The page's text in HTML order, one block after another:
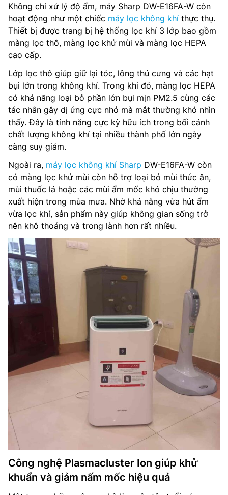
Không chỉ xử lý độ ẩm, máy Sharp DW-E16FA-W còn
hoạt động như một chiếc máy lọc không khí thực thụ.
Thiết bị được trang bị hệ thống lọc khí 3 lớp bao gồm
màng lọc thô, màng lọc khử mùi và màng lọc HEPA
cao cấp.
Lớp lọc thô giúp giữ lại tóc, lông thú cưng và các hạt
bụi lớn trong không khí. Trong khi đó, màng lọc HEPA
có khả năng loại bỏ phần lớn bụi mịn PM2.5 cùng các
tác nhân gây dị ứng cực nhỏ mà mắt thường khó nhìn
thấy. Đây là tính năng cực kỳ hữu ích trong bối cảnh
chất lượng không khí tại nhiều thành phố lớn ngày
càng suy giảm.
Ngoài ra, máy lọc không khí Sharp DW-E16FA-W còn
có màng lọc khử mùi còn hỗ trợ loại bỏ mùi thức ăn,
mùi thuốc lá hoặc các mùi ẩm mốc khó chịu thường
xuất hiện trong mùa mưa. Nhờ khả năng vừa hút ẩm
vừa lọc khí, sản phẩm này giúp không gian sống trở
nên khô thoáng và trong lành hơn rất nhiều.
Công nghệ Plasmacluster Ion giúp khử
khuẩn và giảm nấm mốc hiệu quả